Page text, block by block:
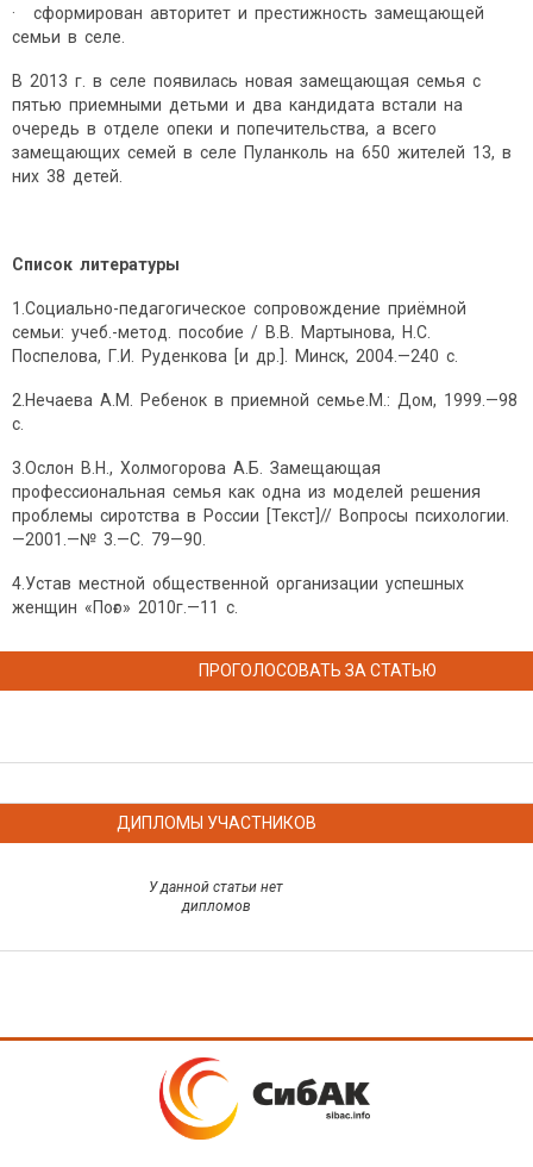
· сформирован авторитет и престижность замещающей
семьи в селе.
В 2013 г. в селе появилась новая замещающая семья с
пятью приемными детьми и два кандидата встали на
очередь в отделе опеки и попечительства, а всего
замещающих семей в селе Пуланколь на 650 жителей 13, в
них 38 детей.
Список литературы
1.Социально-педагогическое сопровождение приёмной
семьи: учеб.-метод. пособие / В.В. Мартынова, Н.С.
Поспелова, Г.И. Руденкова [и др.]. Минск, 2004.—240 с.
2.Нечаева А.М. Ребенок в приемной семье.М.: Дом, 1999.—98
с.
3.Ослон В.Н., Холмогорова А.Б. Замещающая
профессиональная семья как одна из моделей решения
проблемы сиротства в России [Текст]// Вопросы психологии.
—2001.—№ 3.—С. 79—90.
4.Устав местной общественной организации успешных
женщин «Поғо» 2010г.—11 с.
ПРОГОЛОСОВАТЬ ЗА СТАТЬЮ
ДИПЛОМЫ УЧАСТНИКОВ
У данной статьи нет
дипломов